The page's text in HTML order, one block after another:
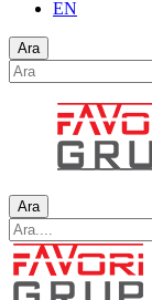
EN
Ara
Ara